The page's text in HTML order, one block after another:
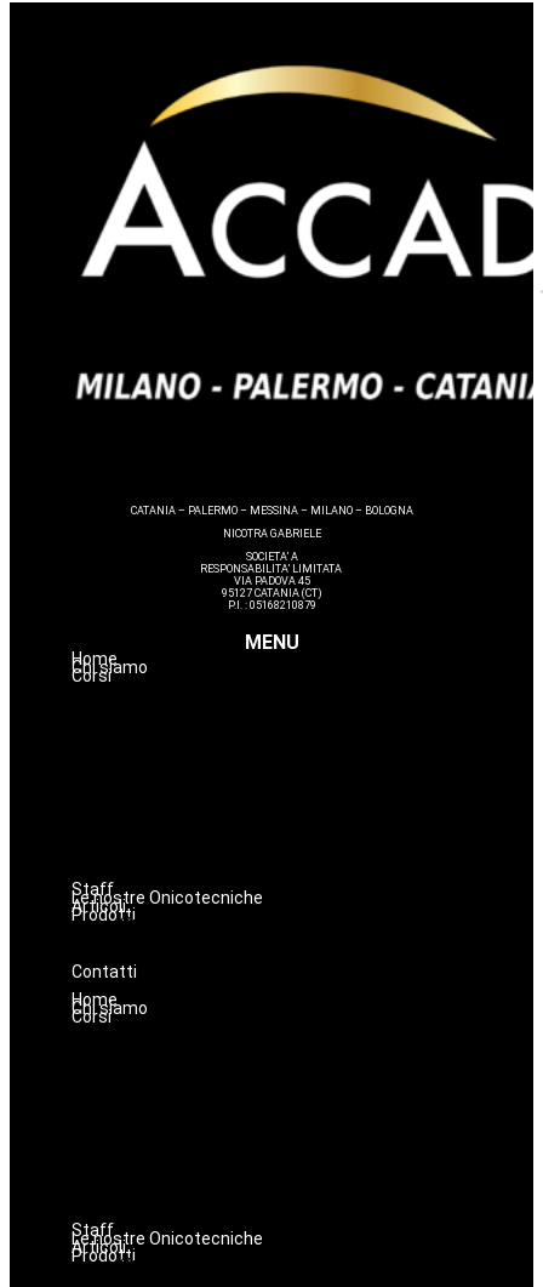
CATANIA – PALERMO – MESSINA – MILANO – BOLOGNA
NICOTRA GABRIELE
SOCIETA’ A
RESPONSABILITA’ LIMITATA
VIA PADOVA 45
95127 CATANIA (CT)
P.I. : 05168210879
MENU
Home
Chi siamo
Corsi
Staff
Le nostre Onicotecniche
Articoli
ProdottiOniconails
Prodotti per ricostruzione unghie
Contatti
Home
Chi siamo
Corsi
Staff
Le nostre Onicotecniche
Articoli
ProdottiOniconails